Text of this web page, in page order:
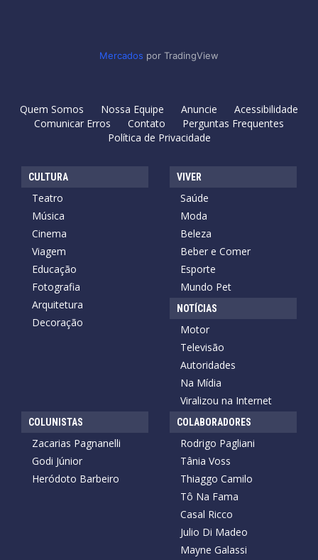
Mercados por TradingView
Quem Somos Nossa Equipe Anuncie
Acessibilidade
Comunicar Erros
Contato
Perguntas Frequentes
Política de Privacidade
CULTURA
Teatro
Música
Cinema
Viagem
Educação
Fotografia
Arquitetura
Decoração
VIVER
Saúde
Moda
Beleza
Beber e Comer
Esporte
Mundo Pet
NOTÍCIAS
Motor
Televisão
Autoridades
Na Mídia
Viralizou na Internet
COLUNISTAS
Zacarias Pagnanelli
Godi Júnior
Heródoto Barbeiro
COLABORADORES
Rodrigo Pagliani
Tânia Voss
Thiaggo Camilo
Tô Na Fama
Casal Ricco
Julio Di Madeo
Mayne Galassi